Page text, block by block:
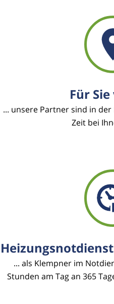
Für
... unsere Partner sind in
Zeit bei
... als Klempner im
Stunden am Tag an 365